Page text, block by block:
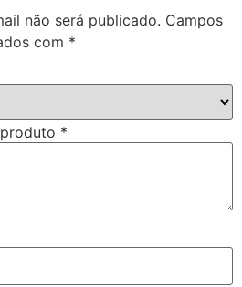
não será publicado. Campos
com *
*